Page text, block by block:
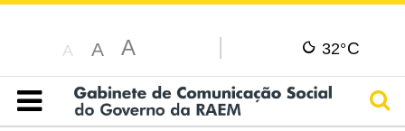
A A A 32°C
Índice